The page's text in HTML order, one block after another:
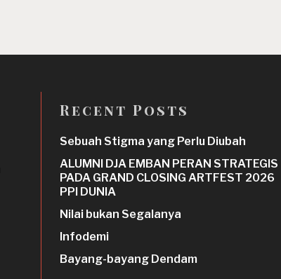
Recent Posts
Sebuah Stigma yang Perlu Diubah
ALUMNI DJA EMBAN PERAN STRATEGIS
PADA GRAND CLOSING ARTFEST 2026
PPI DUNIA
Nilai bukan Segalanya
Infodemi
Bayang-bayang Dendam